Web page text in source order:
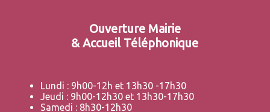
Ouverture Mairie
& Accueil Téléphonique
Lundi : 9h00-12h et 13h30 -17h30
Jeudi : 9h00-12h30 et 13h30-17h30
Samedi : 8h30-12h30